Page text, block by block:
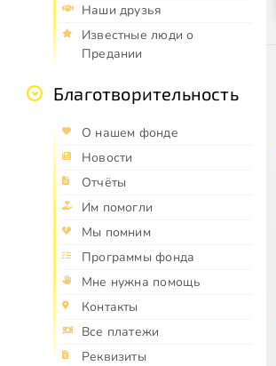
Наши друзья
Известные люди о
Предании
Благотворительность
О нашем фонде
Новости
Отчёты
Им помогли
Мы помним
Программы фонда
Мне нужна помощь
Контакты
Все платежи
Реквизиты